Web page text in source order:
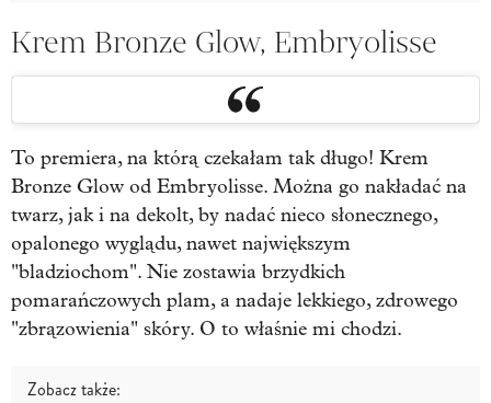
Krem Bronze Glow, Embryolisse
To premiera, na którą czekałam tak długo! Krem
Bronze Glow od Embryolisse. Można go nakładać na
twarz, jak i na dekolt, by nadać nieco słonecznego,
opalonego wyglądu, nawet największym
"bladziochom". Nie zostawia brzydkich
pomarańczowych plam, a nadaje lekkiego, zdrowego
"zbrązowienia" skóry. O to właśnie mi chodzi.
Zobacz także: